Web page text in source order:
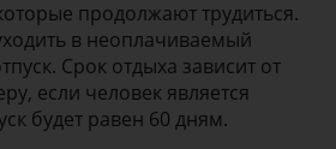
продолжают трудиться.
в неоплачиваемый
Срок отдыха зависит от
если человек является
будет равен 60 дням.